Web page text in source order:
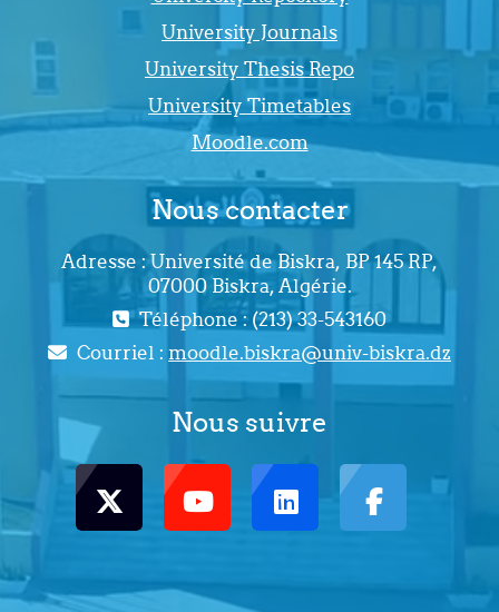
University Journals
University Thesis Repo
University Timetables
Moodle.com
Nous contacter
Adresse : Université de Biskra, BP 145 RP,
07000 Biskra, Algérie.
Téléphone : (213) 33-543160
Courriel : moodle.biskra@univ-biskra.dz
Nous suivre